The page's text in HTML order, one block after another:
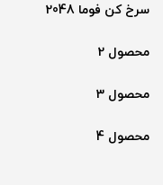
سرخ کن فوما 2048
محصول 2
محصول 3
محصول 4